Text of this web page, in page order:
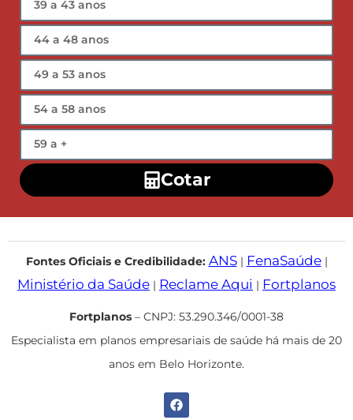
Cotar
Fontes Oficiais e Credibilidade: ANS| FenaSaúde|
Ministério da Saúde | Reclame Aqui | Fortplanos
Fortplanos – CNPJ: 53.290.346/0001-38
Especialista em planos empresariais de saúde há mais de 20
anos em Belo Horizonte.